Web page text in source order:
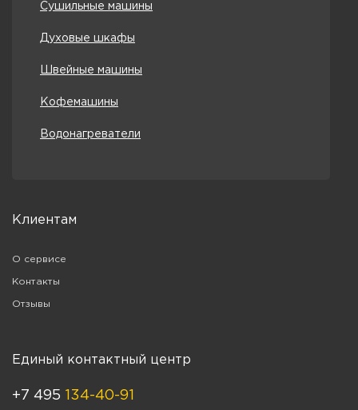
Сушильные машины
Духовые шкафы
Швейные машины
Кофемашины
Водонагреватели
Клиентам
О сервисе
Контакты
Отзывы
Единый контактный центр
+7 495 134-40-91